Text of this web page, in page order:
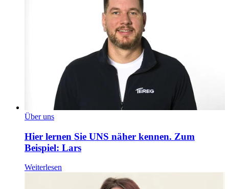
Über uns
Hier lernen Sie UNS näher kennen. Zum
Beispiel: Lars
Weiterlesen